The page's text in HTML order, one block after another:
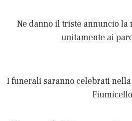
Ne danno il triste annuncio la
unitamente ai
I funerali saranno celebrati
Fiumicello